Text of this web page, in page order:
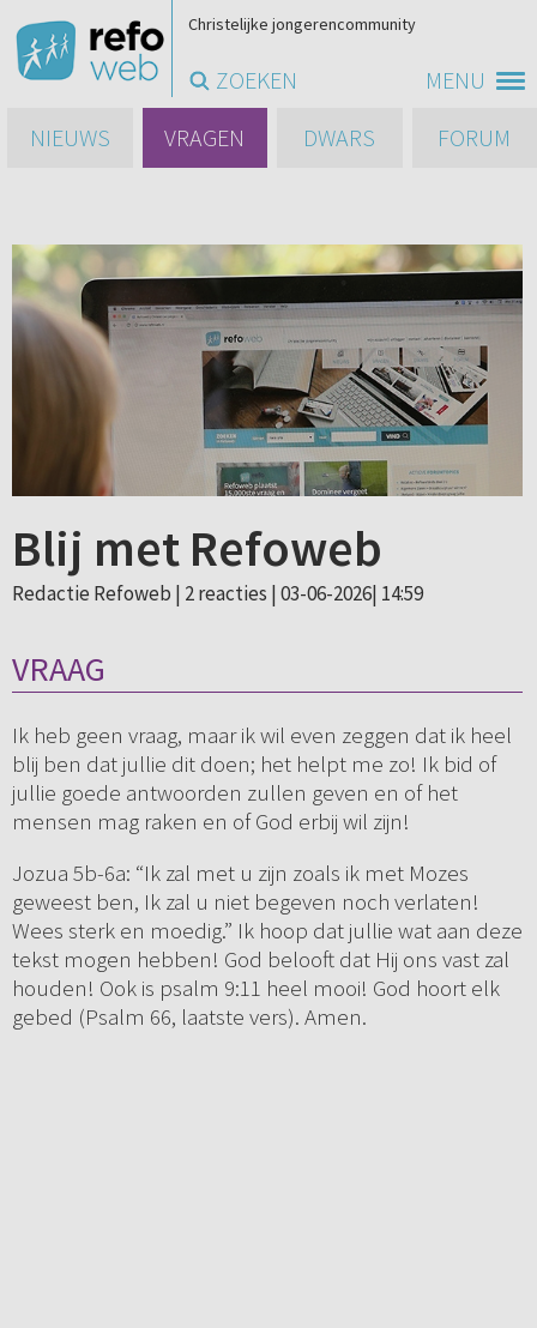
MENU
Christelijke jongerencommunity
ZOEKEN
NIEUWS
VRAGEN DWARS FORUM
Blij met Refoweb
Redactie Refoweb | 2 reacties | 03-06-2026| 14:59
VRAAG
Ik heb geen vraag, maar ik wil even zeggen dat ik heel
blij ben dat jullie dit doen; het helpt me zo! Ik bid of
jullie goede antwoorden zullen geven en of het
mensen mag raken en of God erbij wil zijn!
Jozua 5b-6a: “Ik zal met u zijn zoals ik met Mozes
geweest ben, Ik zal u niet begeven noch verlaten!
Wees sterk en moedig.” Ik hoop dat jullie wat aan deze
tekst mogen hebben! God belooft dat Hij ons vast zal
houden! Ook is psalm 9:11 heel mooi! God hoort elk
gebed (Psalm 66, laatste vers). Amen.